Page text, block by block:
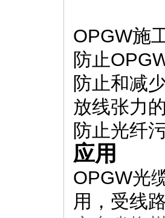
OPGW施
防止
防止和减
放线张力
防止光纤
应用
OPGW光
用，受线